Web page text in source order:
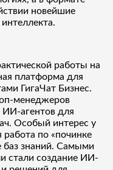
новейшие
работы на
платформа для
ГигаЧат Бизнес.
менеджеров
ИИ-агентов для
Особый интерес у
работа по «починке
баз знаний. Самыми
стали создание ИИ-